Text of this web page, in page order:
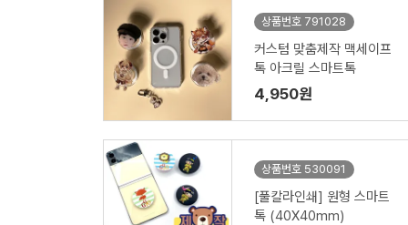
상품번호 791028
커스텀 맞춤제작 맥세이프
톡 아크릴 스마트톡
4,950원
상품번호 530091
[풀칼라인쇄] 원형 스마트
톡 (40X40mm)